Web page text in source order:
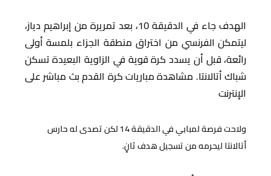
الهدف جاء في الدقيقة 10، بعد تمريرة من إبراهيم دياز،
ليتمكن الفرنسي من اختراق منطقة الجزاء بلمسة أولى
رائعة، قبل أن يسدد كرة قوية في الزاوية البعيدة تسكن
شباك أتالانتا. مشاهدة مباريات كرة القدم بث مباشر على
الإنترنت
ولاحت فرصة لمبابي في الدقيقة 14 لكن تصدى له حارس
أتالانتا ليحرمه من تسجيل هدف ثانٍ.